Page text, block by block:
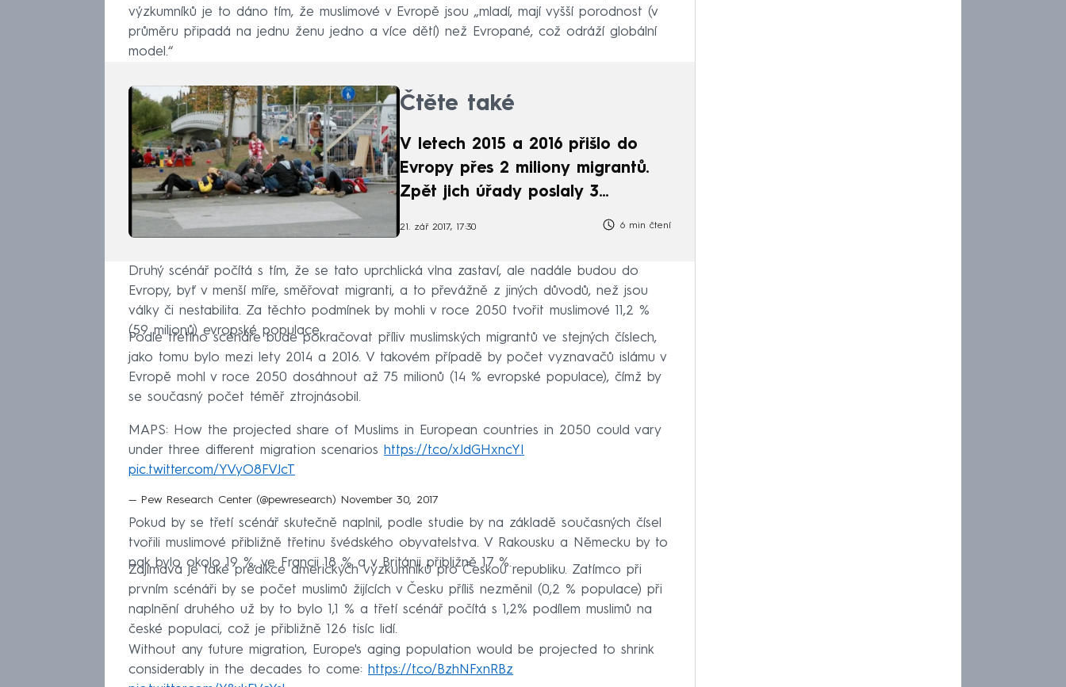
výzkumníků je to dáno tím, že muslimové v Evropě jsou „mladí, mají vyšší porodnost (v
průměru připadá na jednu ženu jedno a více dětí) než Evropané, což odráží globální
model.“
Čtěte také
V letech 2015 a 2016 přišlo do
Evropy přes 2 miliony migrantů.
Zpět jich úřady poslaly 3
procenta, vyplývá za studie
21. zář 2017, 17:30 6 min čtení
Druhý scénář počítá s tím, že se tato uprchlická vlna zastaví, ale nadále budou do
Evropy, byť v menší míře, směřovat migranti, a to převážně z jiných důvodů, než jsou
války či nestabilita. Za těchto podmínek by mohli v roce 2050 tvořit muslimové 11,2 %
(59 milionů) evropské populace.
Podle třetího scénáře bude pokračovat příliv muslimských migrantů ve stejných číslech,
jako tomu bylo mezi lety 2014 a 2016. V takovém případě by počet vyznavačů islámu v
Evropě mohl v roce 2050 dosáhnout až 75 milionů (14 % evropské populace), čímž by
se současný počet téměř ztrojnásobil.
MAPS: How the projected share of Muslims in European countries in 2050 could vary
under three different migration scenarios https://t.co/xJdGHxncYI
pic.twitter.com/YVyO8FVJcT
— Pew Research Center (@pewresearch) November 30, 2017
Pokud by se třetí scénář skutečně naplnil, podle studie by na základě současných čísel
tvořili muslimové přibližně třetinu švédského obyvatelstva. V Rakousku a Německu by to
pak bylo okolo 19 %, ve Francii 18 % a v Británii přibližně 17 %.
Zajímavá je také predikce amerických výzkumníků pro Českou republiku. Zatímco při
prvním scénáři by se počet muslimů žijících v Česku příliš nezměnil (0,2 % populace) při
naplnění druhého už by to bylo 1,1 % a třetí scénář počítá s 1,2% podílem muslimů na
české populaci, což je přibližně 126 tisíc lidí.
Without any future migration, Europe's aging population would be projected to shrink
considerably in the decades to come: https://t.co/BzhNFxnRBz